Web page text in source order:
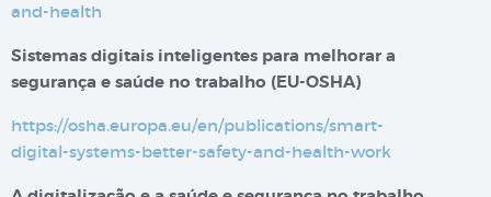
and-health
Sistemas digitais inteligentes para melhorar a
segurança e saúde no trabalho​​ (EU-OSHA)
https://osha.europa.eu/en/publications/smart-
digital-systems-better-safety-and-health-work